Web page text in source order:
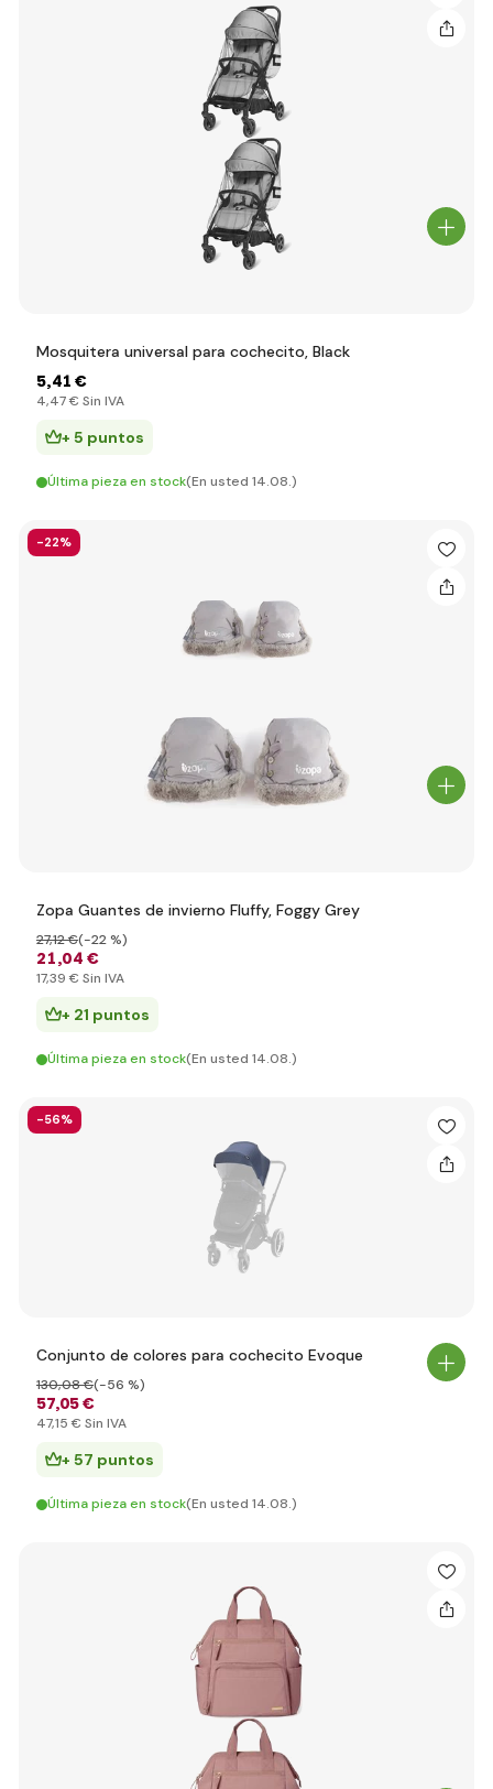
Mosquitera universal para cochecito, Black
5,41 €
4,47 € Sin IVA
+ 5 puntos
Última pieza en stock(En usted 14.08.)
-22%
Zopa Guantes de invierno Fluffy, Foggy Grey
21,04 €
27,12 €(-22 %)
17,39 € Sin IVA
+ 21 puntos
Última pieza en stock(En usted 14.08.)
-56%
Conjunto de colores para cochecito Evoque
57,05 €
130,08 €(-56 %)
47,15 € Sin IVA
+ 57 puntos
Última pieza en stock(En usted 14.08.)